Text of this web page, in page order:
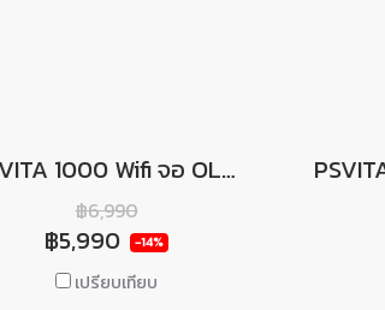
PSVITA 1000 Wifi จอ OLED - Black
฿6,990
฿5,990 -14%
เปรียบเทียบ